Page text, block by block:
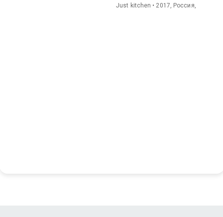
Just kitchen • 2017, Россия,